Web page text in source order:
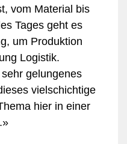
vom Material bis
Tages geht es
um Produktion
Logistik.
gelungenes
vielschichtige
hier in einer